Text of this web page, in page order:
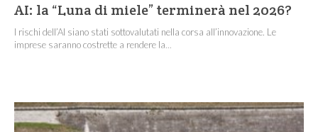
AI: la “Luna di miele” terminerà nel 2026?
I rischi dell’AI siano stati sottovalutati nella corsa all’innovazione. Le
imprese saranno costrette a rendere la...